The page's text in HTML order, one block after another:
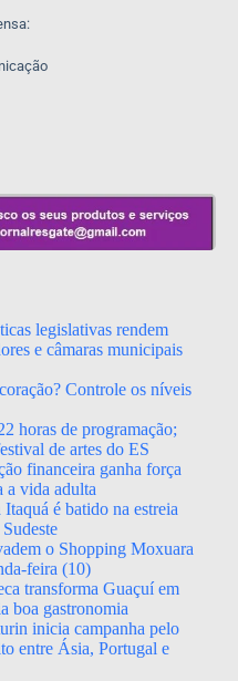
legislativas rendem
e câmaras municipais
Controle os níveis
horas de programação;
de artes do ES
financeira ganha força
a vida adulta
é batido na estreia
o Shopping Moxuara
feira (10)
transforma Guaçuí em
boa gastronomia
inicia campanha pelo
entre Ásia, Portugal e